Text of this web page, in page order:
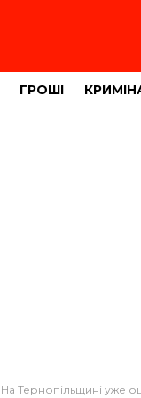
ГРОШІ
На Тернопільщині уже оштрафували двох людей за